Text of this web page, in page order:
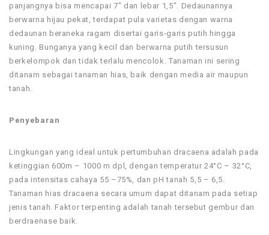
panjangnya bisa mencapai 7″ dan lebar 1,5″. Dedaunannya
berwarna hijau pekat, terdapat pula varietas dengan warna
dedaunan beraneka ragam disertai garis-garis putih hingga
kuning. Bunganya yang kecil dan berwarna putih tersusun
berkelompok dan tidak terlalu mencolok. Tanaman ini sering
ditanam sebagai tanaman hias, baik dengan media air maupun
tanah.
Penyebaran
Lingkungan yang ideal untuk pertumbuhan dracaena adalah pada
ketinggian 600m – 1000 m dpl, dengan temperatur 24°C – 32°C,
pada intensitas cahaya 55 –75%, dan pH tanah 5,5 – 6,5.
Tanaman hias dracaena secara umum dapat ditanam pada setiap
jenis tanah. Faktor terpenting adalah tanah tersebut gembur dan
berdraenase baik.